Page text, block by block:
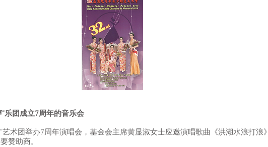
乐团成立7周年的音乐会
艺术团举办7周年演唱会，基金会主席黄显淑女士应邀演唱歌曲《洪湖水浪打浪
赞助商。